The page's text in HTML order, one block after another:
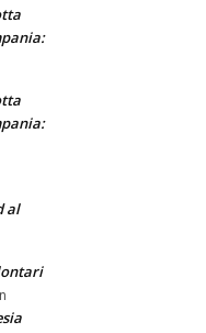
al